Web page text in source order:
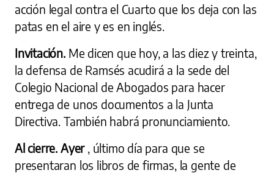
acción legal contra el Cuarto que los deja con las
patas en el aire y es en inglés.
Invitación. Me dicen que hoy, a las diez y treinta,
la defensa de Ramsés acudirá a la sede del
Colegio Nacional de Abogados para hacer
entrega de unos documentos a la Junta
Directiva. También habrá pronunciamiento.
Al cierre. Ayer , último día para que se
presentaran los libros de firmas, la gente de